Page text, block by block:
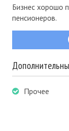
Бизнес хорошо
пенсионеров.
Прочее